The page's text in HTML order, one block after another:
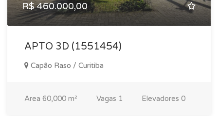
R$ 460.000,00
APTO 3D (1551454)
Capão Raso / Curitiba
Area 60,000 m² Vagas 1 Elevadores 0